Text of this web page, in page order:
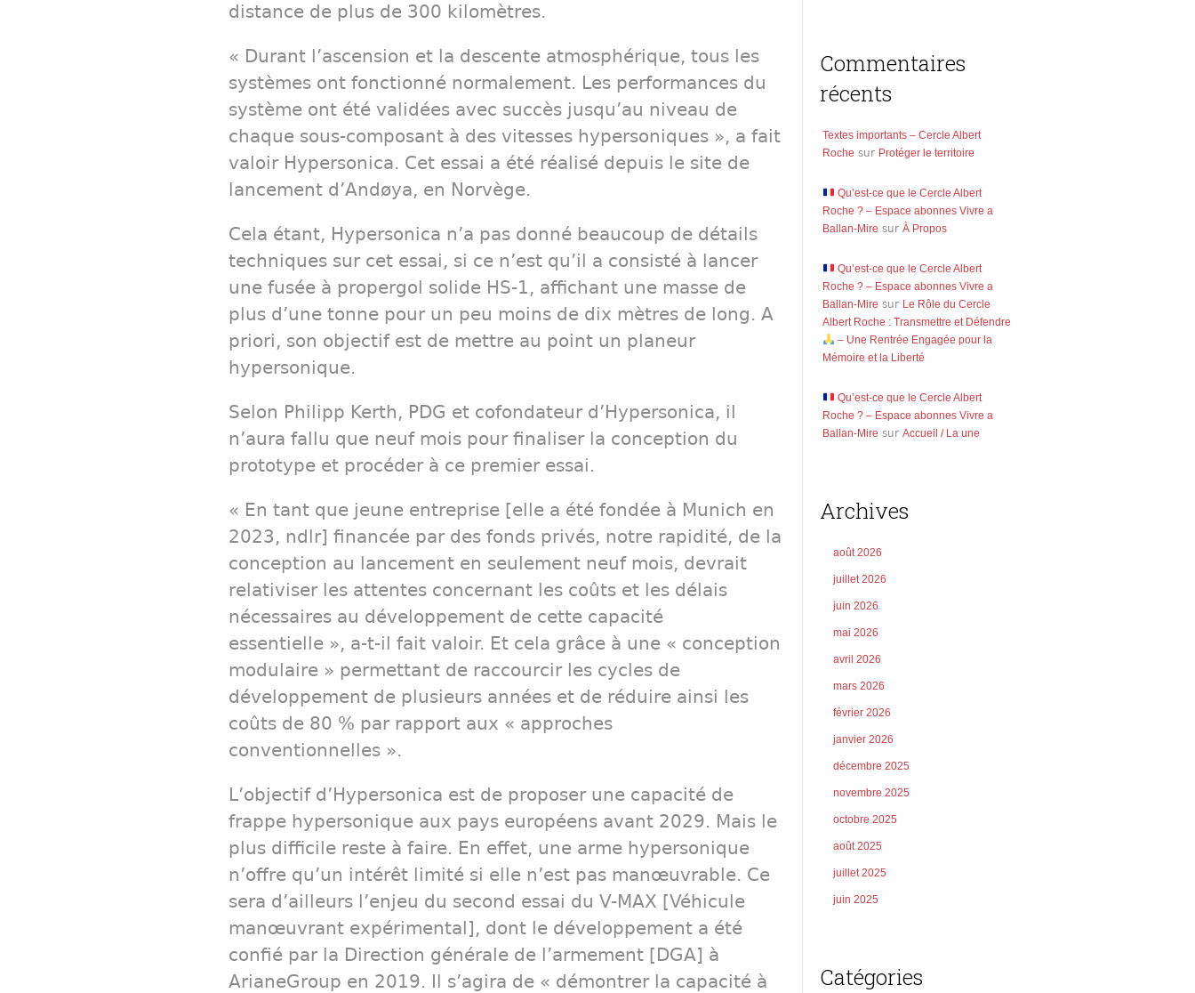
distance de plus de 300 kilomètres.
« Durant l’ascension et la descente atmosphérique, tous les
systèmes ont fonctionné normalement. Les performances du
système ont été validées avec succès jusqu’au niveau de
chaque sous-composant à des vitesses hypersoniques », a fait
valoir Hypersonica. Cet essai a été réalisé depuis le site de
lancement d’Andøya, en Norvège.
Cela étant, Hypersonica n’a pas donné beaucoup de détails
techniques sur cet essai, si ce n’est qu’il a consisté à lancer
une fusée à propergol solide HS-1, affichant une masse de
plus d’une tonne pour un peu moins de dix mètres de long. A
priori, son objectif est de mettre au point un planeur
hypersonique.
Selon Philipp Kerth, PDG et cofondateur d’Hypersonica, il
n’aura fallu que neuf mois pour finaliser la conception du
prototype et procéder à ce premier essai.
« En tant que jeune entreprise [elle a été fondée à Munich en
2023, ndlr] financée par des fonds privés, notre rapidité, de la
conception au lancement en seulement neuf mois, devrait
relativiser les attentes concernant les coûts et les délais
nécessaires au développement de cette capacité
essentielle », a-t-il fait valoir. Et cela grâce à une « conception
modulaire » permettant de raccourcir les cycles de
développement de plusieurs années et de réduire ainsi les
coûts de 80 % par rapport aux « approches
conventionnelles ».
L’objectif d’Hypersonica est de proposer une capacité de
frappe hypersonique aux pays européens avant 2029. Mais le
plus difficile reste à faire. En effet, une arme hypersonique
n’offre qu’un intérêt limité si elle n’est pas manœuvrable. Ce
sera d’ailleurs l’enjeu du second essai du V-MAX [Véhicule
manœuvrant expérimental], dont le développement a été
confié par la Direction générale de l’armement [DGA] à
ArianeGroup en 2019. Il s’agira de « démontrer la capacité à
Commentaires
récents
Textes importants – Cercle Albert
Roche sur Protéger le territoire
Qu’est-ce que le Cercle Albert
Roche ? – Espace abonnes Vivre a
Ballan-Mire surÀ Propos
Qu’est-ce que le Cercle Albert
Roche ? – Espace abonnes Vivre a
Ballan-Mire sur Le Rôle du Cercle
Albert Roche : Transmettre et Défendre
– Une Rentrée Engagée pour la
Mémoire et la Liberté
Qu’est-ce que le Cercle Albert
Roche ? – Espace abonnes Vivre a
Ballan-Mire surAccueil / La une
Archives
août 2026
juillet 2026
juin 2026
mai 2026
avril 2026
mars 2026
février 2026
janvier 2026
décembre 2025
novembre 2025
octobre 2025
août 2025
juillet 2025
juin 2025
Catégories